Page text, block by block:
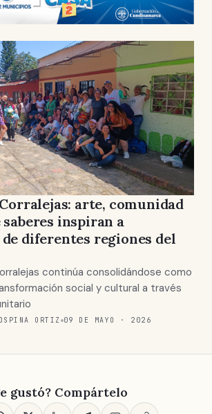
arte, comunidad
inspiran a
diferentes regiones del
continúa consolidándose como
social y cultural a través
ORTIZ 09 DE MAYO · 2026
gustó? Compártelo